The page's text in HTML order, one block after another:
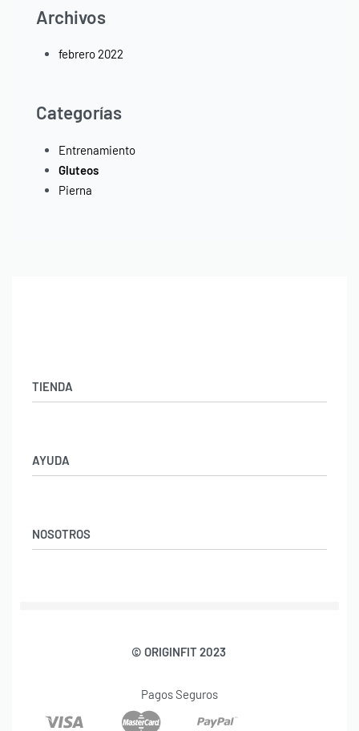
Archivos
febrero 2022
Categorías
Entrenamiento
Gluteos
Pierna
TIENDA
Ropa Fitness Mujer
NOSOTROS
AYUDA
Política de Privacidad
Condiciones y Devoluciones
© ORIGINFIT 2023
Pagos Seguros